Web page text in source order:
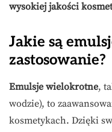
wysokiej jakości
Jakie są
zastosowanie?
Emulsje wielokrotne,
wodzie), to
kosmetykach. Dzięki